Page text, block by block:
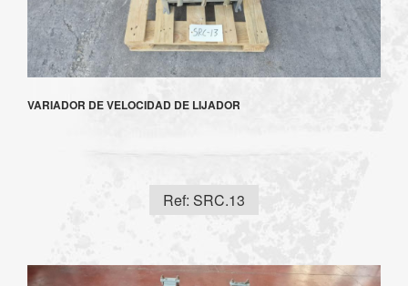
VARIADOR DE VELOCIDAD DE LIJADOR
Ref: SRC.13